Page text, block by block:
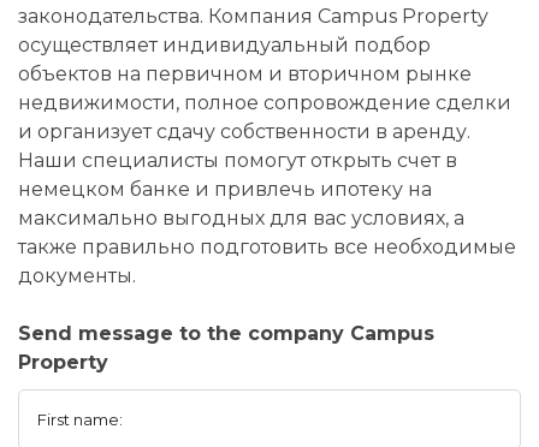
законодательства. Компания Campus Property
осуществляет индивидуальный подбор
объектов на первичном и вторичном рынке
недвижимости, полное сопровождение сделки
и организует сдачу собственности в аренду.
Наши специалисты помогут открыть счет в
немецком банке и привлечь ипотеку на
максимально выгодных для вас условиях, а
также правильно подготовить все необходимые
документы.
Send message to the company Campus
Property
First name: